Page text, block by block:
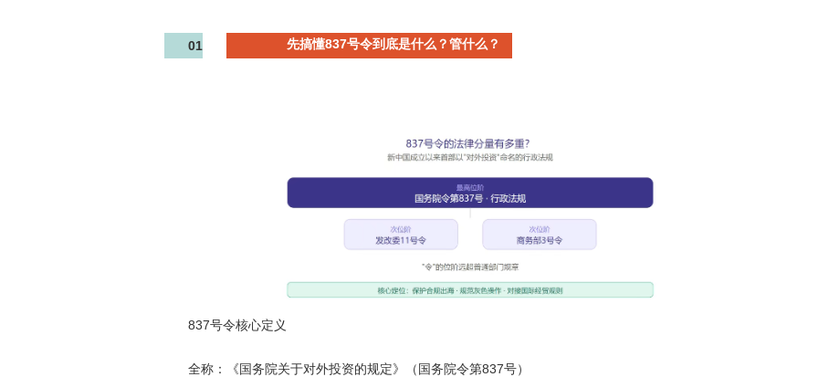
01 先搞懂837号令到底是什么？管什么？
837号令核心定义
全称：《国务院关于对外投资的规定》（国务院令第837号）